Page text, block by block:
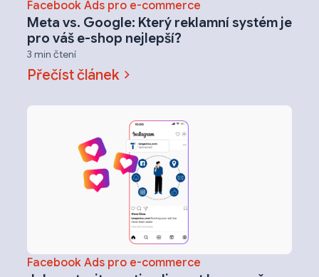
Facebook Ads pro e-commerce
Meta vs. Google: Který reklamní systém je
pro váš e-shop nejlepší?
3 min čtení
Přečíst článek
Facebook Ads pro e-commerce